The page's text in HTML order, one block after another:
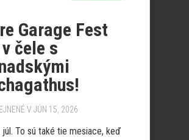
Garage Fest
čele s
V JÚN 15, 2026
júl. To sú také tie mesiace, keď